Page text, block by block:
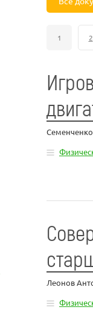
1 2
Леонов